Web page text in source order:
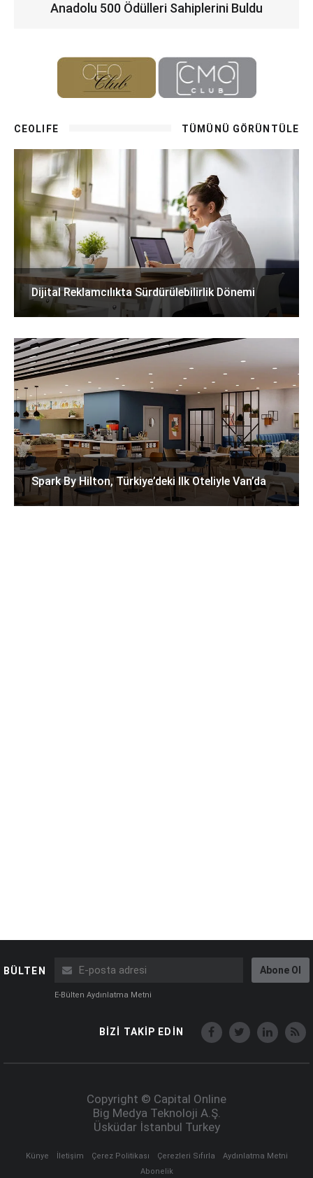
Anadolu 500 Ödülleri Sahiplerini Buldu
CEOLIFE TÜMÜNÜ GÖRÜNTÜLE
Dijital Reklamcılıkta Sürdürülebilirlik Dönemi
Spark By Hilton, Türkiye’deki Ilk Oteliyle Van’da
BÜLTEN Abone Ol
E-Bülten Aydınlatma Metni
BİZİ TAKİP EDİN
Copyright © Capital Online
Big Medya Teknoloji A.Ş.
Üsküdar İstanbul Turkey
Künye İletişim Çerez Politikası Çerezleri Sıfırla
Aydınlatma Metni
Abonelik